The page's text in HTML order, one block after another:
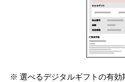
※ 選べるデジタルギフトの有効